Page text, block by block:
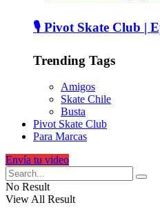
🎙️ Pivot Skate Club |
Trending Tags
Amigos
Skate Chile
Busta
Pivot Skate Club
Para Marcas
Envía tu video
No Result
View All Result